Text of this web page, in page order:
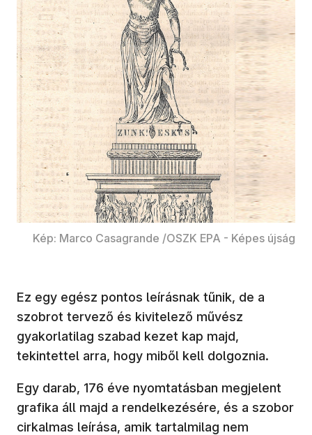
Kép: Marco Casagrande /OSZK EPA - Képes újság
Ez egy egész pontos leírásnak tűnik, de a
szobrot tervező és kivitelező művész
gyakorlatilag szabad kezet kap majd,
tekintettel arra, hogy miből kell dolgoznia.
Egy darab, 176 éve nyomtatásban megjelent
grafika áll majd a rendelkezésére, és a szobor
cirkalmas leírása, amik tartalmilag nem